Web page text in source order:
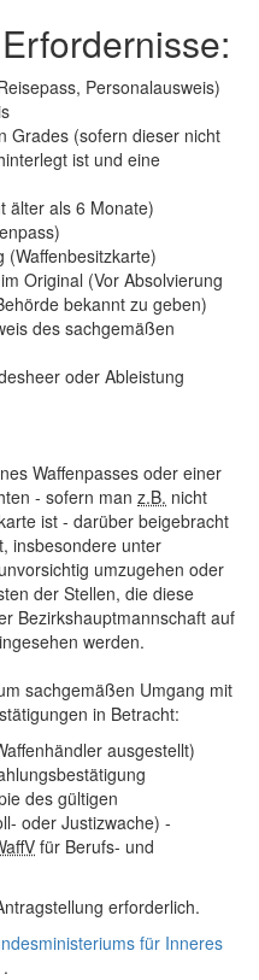
Personalausweis)
Grades (sofern dieser nicht
ist und eine
älter als 6 Monate)
(Waffenbesitzkarte)
Original (Vor Absolvierung
bekannt zu geben)
des sachgemäßen
oder Ableistung
Waffenpasses oder einer
- sofern man z.B. nicht
ist - darüber beigebracht
insbesondere unter
umzugehen oder
der Stellen, die diese
Bezirkshauptmannschaft auf
werden.
sachgemäßen Umgang mit
in Betracht:
ausgestellt)
des gültigen
oder Justizwache) -
für Berufs- und
erforderlich.
für Inneres
.